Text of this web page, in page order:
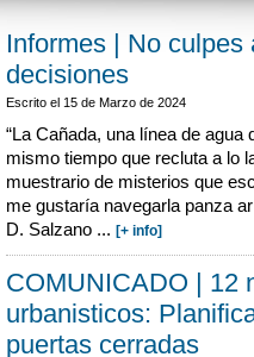
Informes | No
decisiones
Escrito el 15 de Marzo de 2024
“La Cañada, una línea de agua
mismo tiempo que recluta a lo
muestrario de misterios que
me gustaría navegarla panza
D. Salzano ... [+ info]
COMUNICADO | 12
urbanisticos:
puertas cerradas